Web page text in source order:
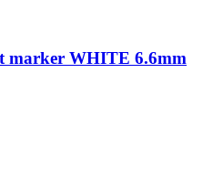
marker WHITE 6.6mm